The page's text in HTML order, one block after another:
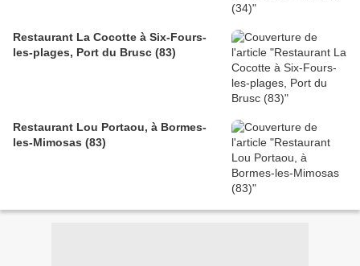
Restaurant La Cocotte à Six-Fours-
les-plages, Port du Brusc (83)
Restaurant Lou Portaou, à Bormes-
les-Mimosas (83)